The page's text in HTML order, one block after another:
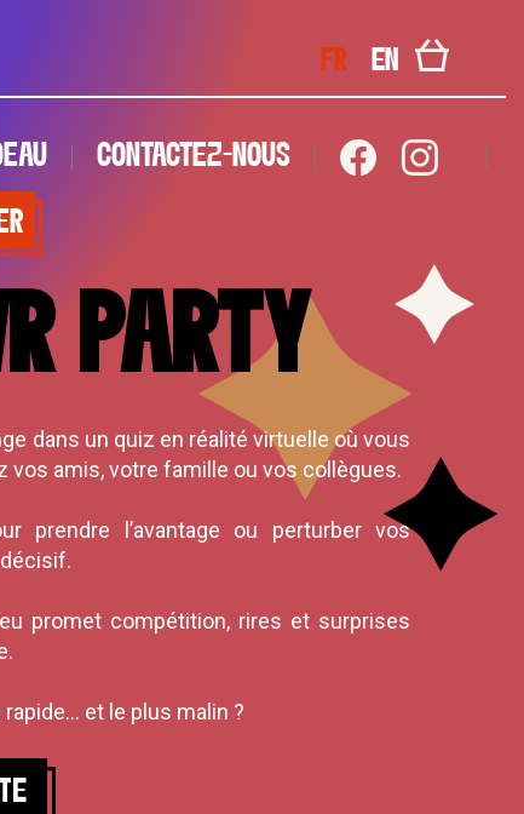
FR EN
CONTACTEZ-NOUS
PARTY
dans un quiz en réalité virtuelle où vous
amis, votre famille ou vos collègues.
prendre l’avantage ou perturber vos
promet compétition, rires et surprises
et le plus malin ?